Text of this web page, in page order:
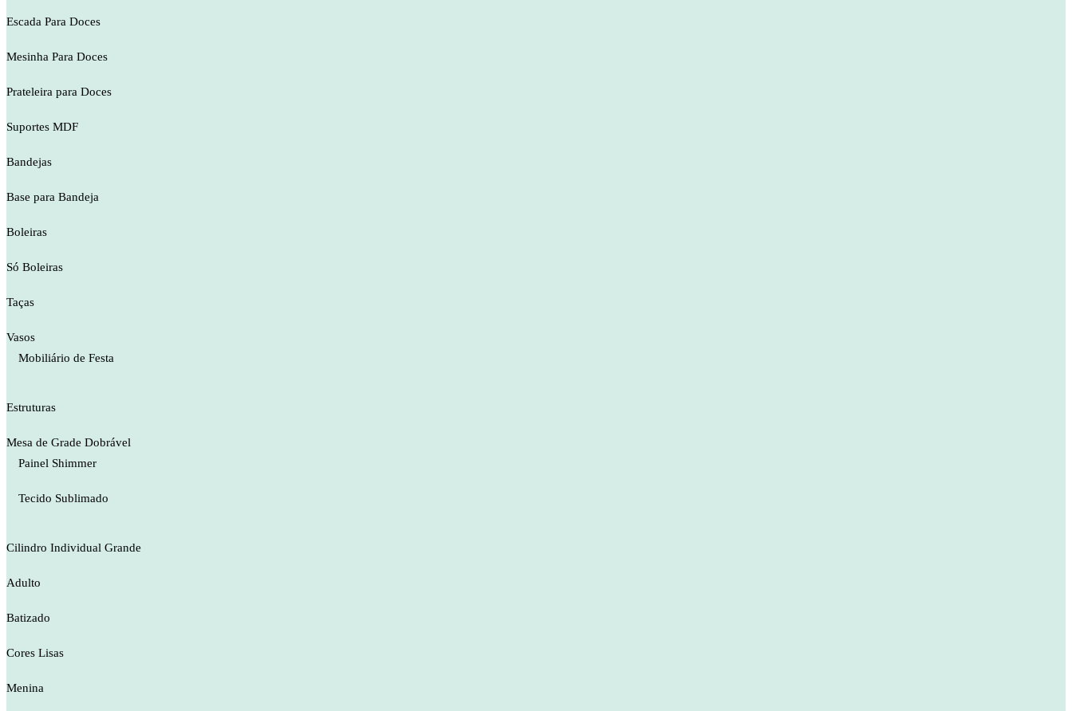
Escada Para Doces
Mesinha Para Doces
Prateleira para Doces
Suportes MDF
Bandejas
Base para Bandeja
Boleiras
Só Boleiras
Taças
Vasos
Mobiliário de Festa
Estruturas
Mesa de Grade Dobrável
Painel Shimmer
Tecido Sublimado
Cilindro Individual Grande
Adulto
Batizado
Cores Lisas
Menina